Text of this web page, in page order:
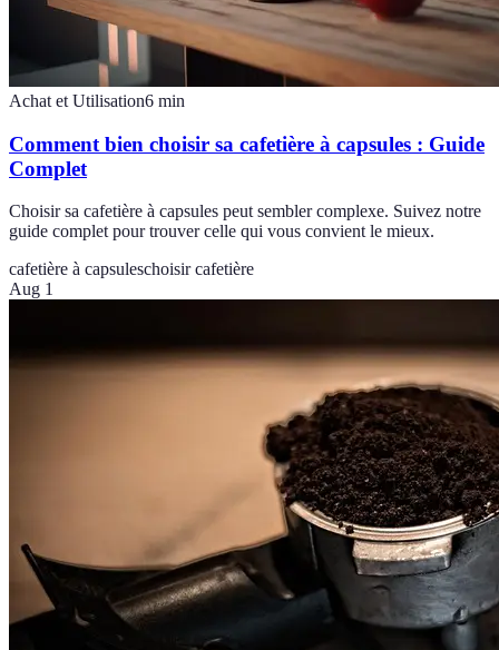
Achat et Utilisation6 min
Comment bien choisir sa cafetière à capsules : Guide
Complet
Choisir sa cafetière à capsules peut sembler complexe. Suivez notre
guide complet pour trouver celle qui vous convient le mieux.
cafetière à capsuleschoisir cafetière
Aug 1